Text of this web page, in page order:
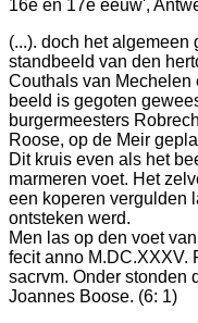
16e en 17e eeuw',
(...). doch het
standbeeld van den
Couthals van Mechelen
beeld is gegoten
burgermeesters
Roose, op de Meir
Dit kruis even als het
marmeren voet. Het
een koperen vergulden
ontsteken werd.
Men las op den voet
fecit anno M.DC.XXXV.
sacrvm. Onder stonden
Joannes Boose. (6: 1)